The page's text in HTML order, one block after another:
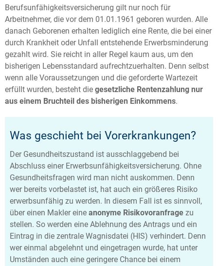
Berufsunfähigkeitsversicherung gilt nur noch für
Arbeitnehmer, die vor dem 01.01.1961 geboren wurden. Alle
danach Geborenen erhalten lediglich eine Rente, die bei einer
durch Krankheit oder Unfall entstehende Erwerbsminderung
gezahlt wird. Sie reicht in aller Regel kaum aus, um den
bisherigen Lebensstandard aufrechtzuerhalten. Denn selbst
wenn alle Voraussetzungen und die geforderte Wartezeit
erfüllt wurden, besteht die gesetzliche Rentenzahlung nur
aus einem Bruchteil des bisherigen Einkommens.
Was geschieht bei Vorerkrankungen?
Der Gesundheitszustand ist ausschlaggebend bei
Abschluss einer Erwerbsunfähigkeitsversicherung. Ohne
Gesundheitsfragen wird man nicht auskommen. Denn
wer bereits vorbelastet ist, hat auch ein größeres Risiko
erwerbsunfähig zu werden. In diesem Fall ist es sinnvoll,
über einen Makler eine anonyme Risikovoranfrage zu
stellen. So werden eine Ablehnung des Antrags und ein
Eintrag in die zentrale Wagnisdatei (HIS) verhindert. Denn
wer einmal abgelehnt und eingetragen wurde, hat unter
Umständen auch eine geringere Chance bei einem